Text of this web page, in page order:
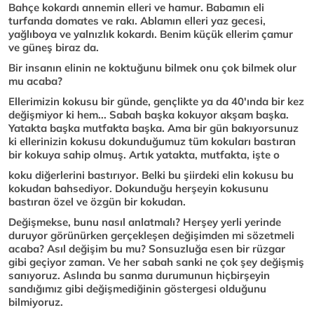
Bahçe kokardı annemin elleri ve hamur. Babamın eli
turfanda domates ve rakı. Ablamın elleri yaz gecesi,
yağlıboya ve yalnızlık kokardı. Benim küçük ellerim çamur
ve güneş biraz da.
Bir insanın elinin ne koktuğunu bilmek onu çok bilmek olur
mu acaba?
Ellerimizin kokusu bir günde, gençlikte ya da 40'ında bir kez
değişmiyor ki hem... Sabah başka kokuyor akşam başka.
Yatakta başka mutfakta başka. Ama bir gün bakıyorsunuz
ki ellerinizin kokusu dokunduğumuz tüm kokuları bastıran
bir kokuya sahip olmuş. Artık yatakta, mutfakta, işte o
koku diğerlerini bastırıyor. Belki bu şiirdeki elin kokusu bu
kokudan bahsediyor. Dokunduğu herşeyin kokusunu
bastıran özel ve özgün bir kokudan.
Değişmekse, bunu nasıl anlatmalı? Herşey yerli yerinde
duruyor görünürken gerçekleşen değişimden mi sözetmeli
acaba? Asıl değişim bu mu? Sonsuzluğa esen bir rüzgar
gibi geçiyor zaman. Ve her sabah sanki ne çok şey değişmiş
sanıyoruz. Aslında bu sanma durumunun hiçbirşeyin
sandığımız gibi değişmediğinin göstergesi olduğunu
bilmiyoruz.